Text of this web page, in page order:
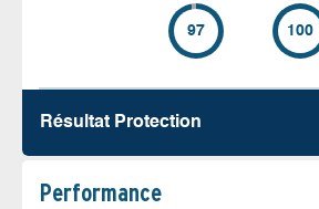
97 100
Résultat Protection
Performance